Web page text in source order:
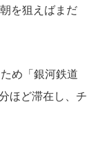
を狙えばまだ
め「銀河鉄道
ほど滞在し、チ